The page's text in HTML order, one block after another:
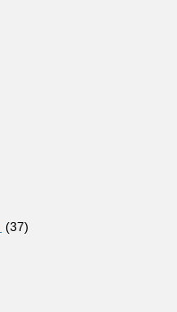
(37)